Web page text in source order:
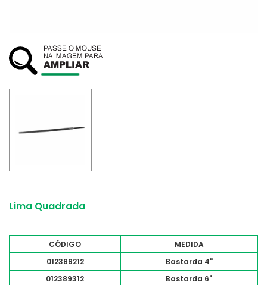
Lima Quadrada
CÓDIGO
MEDIDA
012389212
Bastarda 4"
012389312
Bastarda 6"